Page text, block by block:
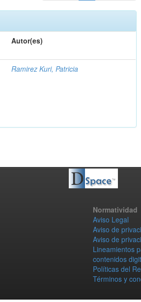
Autor(es)
Ramirez Kuri, Patricia
Normatividad
Aviso Legal
Aviso de
Aviso de
Lineamientos
contenidos
Políticas del
Términos y